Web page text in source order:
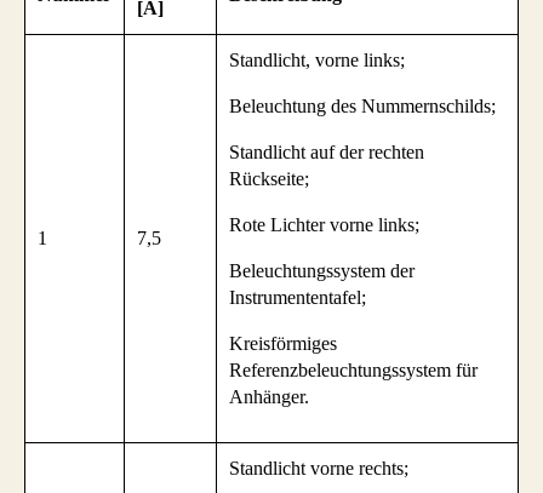
[A]
1 7,5
Standlicht, vorne links;
Beleuchtung des Nummernschilds;
Standlicht auf der rechten
Rückseite;
Rote Lichter vorne links;
Beleuchtungssystem der
Instrumententafel;
Kreisförmiges
Referenzbeleuchtungssystem für
Anhänger.
Standlicht vorne rechts;